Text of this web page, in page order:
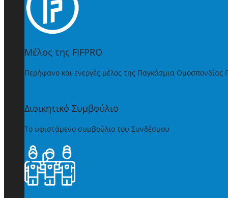
Μέλος της FIFPRO
Περήφανο και ενεργές μέλος της Παγκόσμια Ομοσπονδίας
Διοικητικό Συμβούλιο
Το υφιστάμενο συμβούλιο του Συνδέσμου